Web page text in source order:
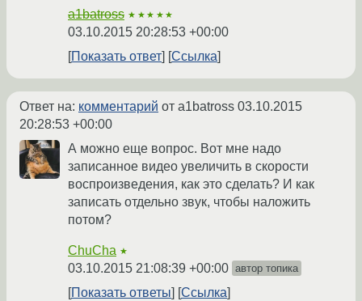
a1batross ★★★★★
03.10.2015 20:28:53 +00:00
Показать ответ
Ссылка
Ответ на: комментарий от a1batross 03.10.2015
20:28:53 +00:00
А можно еще вопрос. Вот мне надо
записанное видео увеличить в скорости
воспроизведения, как это сделать? И как
записать отдельно звук, чтобы наложить
потом?
ChuCha ★
03.10.2015 21:08:39 +00:00 автор топика
Показать ответы Ссылка